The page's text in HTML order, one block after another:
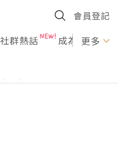
會員登記
社群熱話 成為U更多